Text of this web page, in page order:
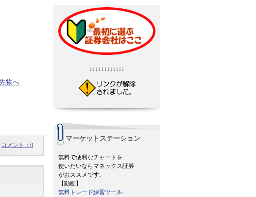
コメント：0
↓↓↓↓↓↓↓↓↓↓↓↓
マーケットステーション
無料で便利なチャートを
使いたいならマネックス証券
がおススメです。
【動画】
無料トレード練習ツール